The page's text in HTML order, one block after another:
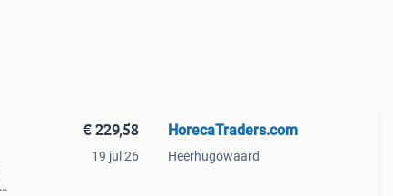
€ 229,58
19 jul 26
HorecaTraders.com
Heerhugowaard